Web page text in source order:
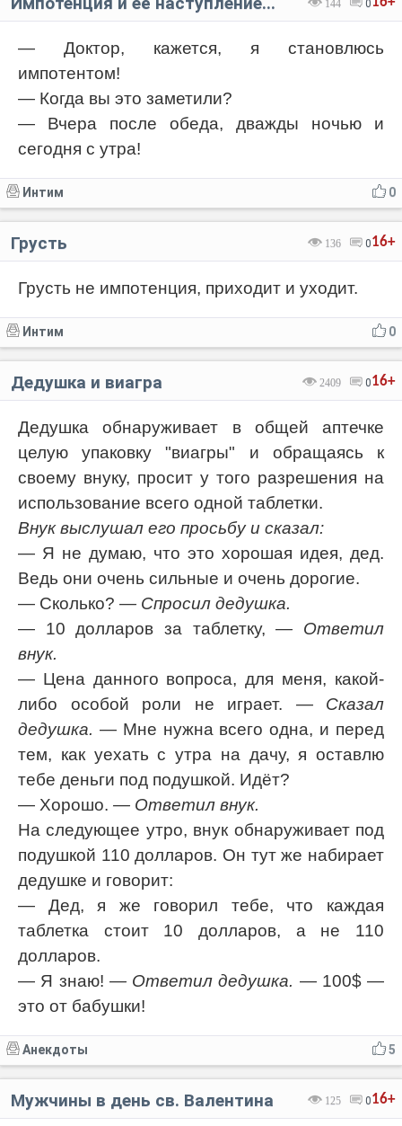
144 0
— Доктор, кажется, я становлюсь
импотентом!
— Когда вы это заметили?
— Вчера после обеда, дважды ночью и
сегодня с утра!
0
Интим
16+
136 0
Грусть
Грусть не импотенция, приходит и уходит.
0
Интим
16+
2409 0
Дедушка и виагра
Дедушка обнаруживает в общей аптечке
целую упаковку "виагры" и обращаясь к
своему внуку, просит у того разрешения на
использование всего одной таблетки.
Внук выслушал его просьбу и сказал:
— Я не думаю, что это хорошая идея, дед.
Ведь они очень сильные и очень дорогие.
— Сколько? — Спросил дедушка.
— 10 долларов за таблетку,— Ответил
внук.
— Цена данного вопроса, для меня, какой-
либо особой роли не играет. — Сказал
дедушка. — Мне нужна всего одна, и перед
тем, как уехать с утра на дачу, я оставлю
тебе деньги под подушкой. Идёт?
— Хорошо. — Ответил внук.
На следующее утро, внук обнаруживает под
подушкой 110 долларов. Он тут же набирает
дедушке и говорит:
— Дед, я же говорил тебе, что каждая
таблетка стоит 10 долларов, а не 110
долларов.
— Я знаю! — Ответил дедушка. — 100$ —
это от бабушки!
5
Анекдоты
16+
125 0
Мужчины в день св. Валентина